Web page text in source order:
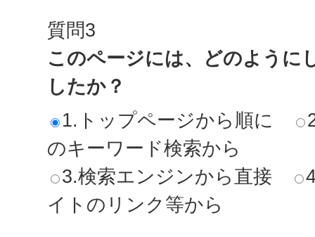
質問3
このページには、どのように
したか？
1.トップページから順に
のキーワード検索から
3.検索エンジンから直接
イトのリンク等から